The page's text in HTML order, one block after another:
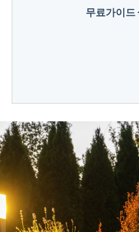
무료가이드